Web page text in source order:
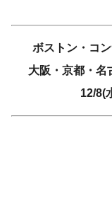
ボストン・コ
大阪・京都・
12/8(